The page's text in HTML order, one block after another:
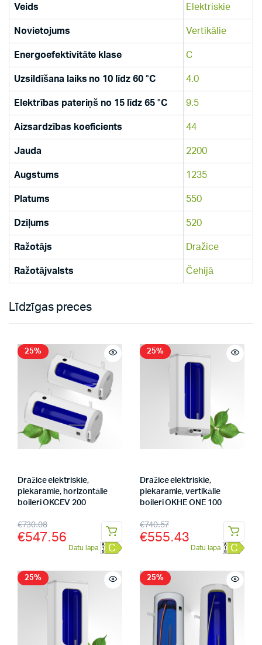
Veids Elektriskie
Novietojums Vertikālie
Energoefektivitāte klase C
Uzsildīšana laiks no 10 līdz 60 °C 4.0
Elektrības pateriņš no 15 līdz 65 °C 9.5
Aizsardzības koeficients 44
Jauda 2200
Augstums 1235
Platums 550
Dziļums 520
Ražotājs Dražice
Ražotājvalsts Čehijā
Līdzīgas preces
25%
Dražice elektriskie,
piekaramie, horizontālie
boileri OKCEV 200
€730.08
€547.56
Datu lapa C
25%
Dražice elektriskie,
piekaramie, vertikālie
boileri OKHE ONE 100
€740.57
€555.43
Datu lapa C
25% 25%